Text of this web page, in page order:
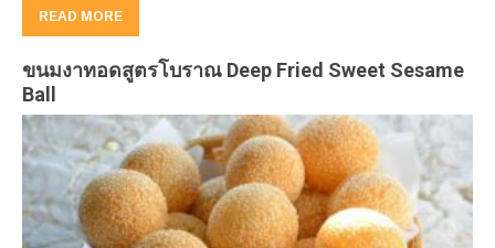
READ MORE
ขนมงาทอดสูตรโบราณ Deep Fried Sweet Sesame
Ball